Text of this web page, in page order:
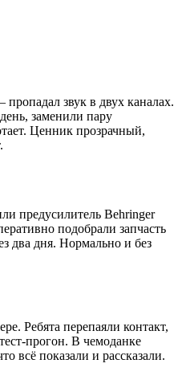
звук в двух каналах.
заменили пару
Ценник прозрачный,
предусилитель Behringer
подобрали запчасть
два дня. Нормально и без
Ребята перепаяли контакт,
прогон. В чемоданке
всё показали и рассказали.